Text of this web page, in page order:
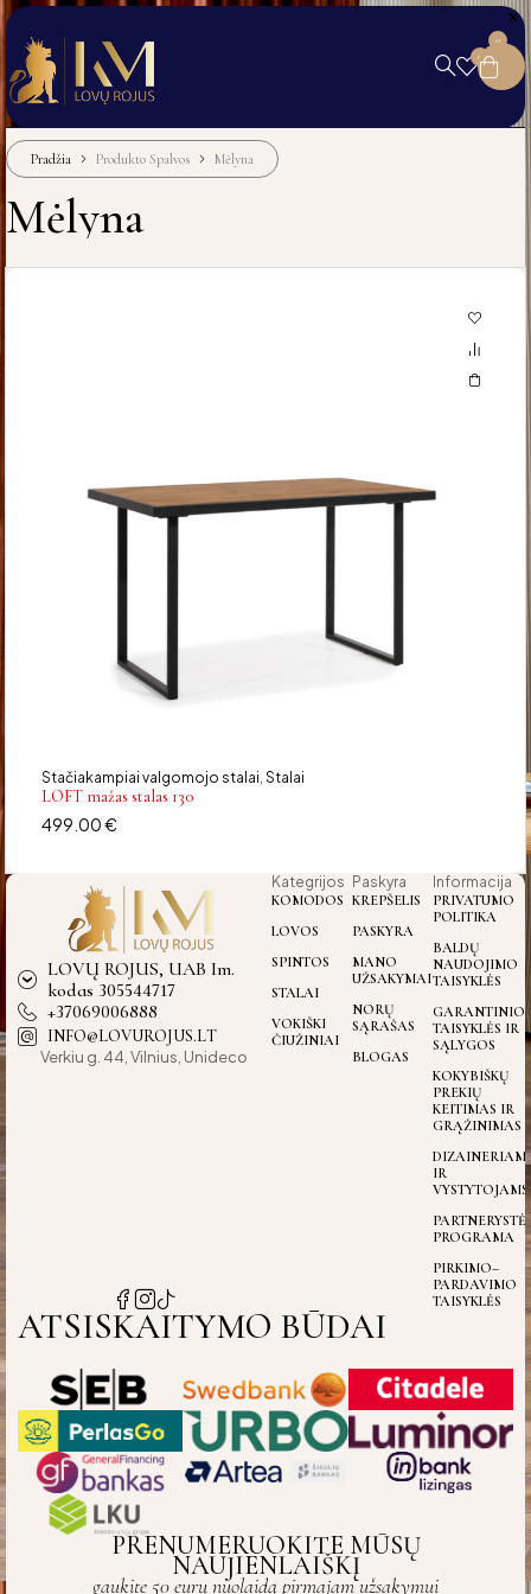
0
0
Pradžia Produkto Spalvos Mėlyna
Mėlyna
Stačiakampiai valgomojo stalai Stalai
LOFT mažas stalas 130
499.00€
Kategrijos
KOMODOS
LOVOS
SPINTOS
STALAI
VOKIŠKI
ČIUŽINIAI
Paskyra
KREPŠELIS
PASKYRA
MANO
UŽSAKYMAI
NORŲ
SĄRAŠAS
BLOGAS
Informacija
PRIVATUMO
POLITIKA
BALDŲ
NAUDOJIMO
TAISYKLĖS
GARANTINIO
TAISYKLĖS IR
SĄLYGOS
KOKYBIŠKŲ
PREKIŲ
KEITIMAS IR
GRĄŽINIMAS
IR
VYSTYTOJAMS
PROGRAMA
PIRKIMO–
PARDAVIMO
TAISYKLĖS
LOVŲ ROJUS, UAB Im.
kodas 305544717
+37069006888
INFO@LOVUROJUS.LT
Verkiu g. 44, Vilnius, Unideco
ATSISKAITYMO BŪDAI
PRENUMERUOKITE MŪSŲ
NAUJIENLAIŠKĮ
gaukite 50 eurų nuolaidą pirmajam užsakymui